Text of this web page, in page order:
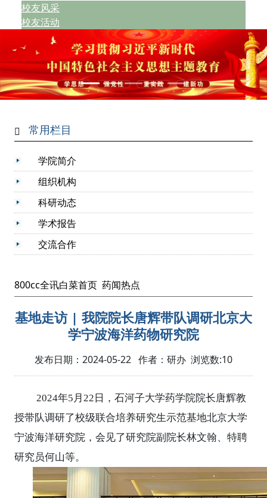
校友风采
校友活动
常用栏目
学院简介
组织机构
科研动态
学术报告
交流合作
800cc全讯白菜首页 药闻热点
基地走访 | 我院院长唐辉带队调研北京大
学宁波海洋药物研究院
发布日期：2024-05-22 作者：研办 浏览数:10
2024年5月22日，石河子大学药学院院长唐辉教
授带队调研了校级联合培养研究生示范基地北京大学
宁波海洋研究院，会见了研究院副院长林文翰、特聘
研究员何山等。